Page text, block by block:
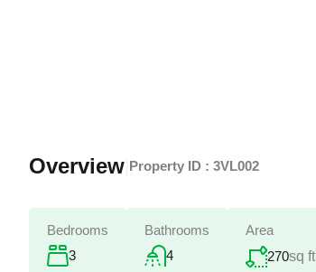
Overview Property ID : 3VL002
Bedrooms
3
Bathrooms
4
Area
270sq ft